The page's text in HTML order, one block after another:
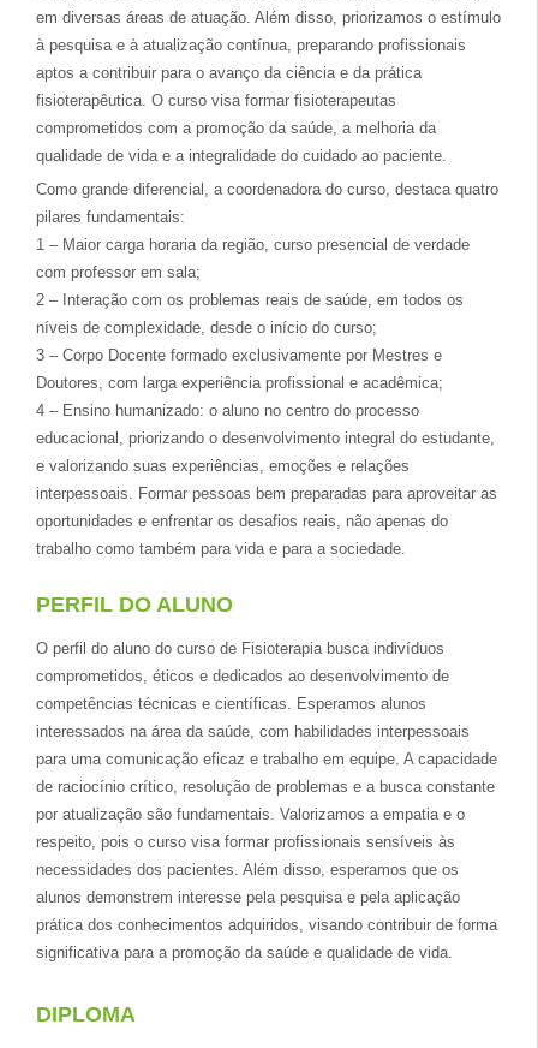
em diversas áreas de atuação. Além disso, priorizamos o estímulo
à pesquisa e à atualização contínua, preparando profissionais
aptos a contribuir para o avanço da ciência e da prática
fisioterapêutica. O curso visa formar fisioterapeutas
comprometidos com a promoção da saúde, a melhoria da
qualidade de vida e a integralidade do cuidado ao paciente.
Como grande diferencial, a coordenadora do curso, destaca quatro
pilares fundamentais:
1 – Maior carga horaria da região, curso presencial de verdade
com professor em sala;
2 – Interação com os problemas reais de saúde, em todos os
níveis de complexidade, desde o início do curso;
3 – Corpo Docente formado exclusivamente por Mestres e
Doutores, com larga experiência profissional e acadêmica;
4 – Ensino humanizado: o aluno no centro do processo
educacional, priorizando o desenvolvimento integral do estudante,
e valorizando suas experiências, emoções e relações
interpessoais. Formar pessoas bem preparadas para aproveitar as
oportunidades e enfrentar os desafios reais, não apenas do
trabalho como também para vida e para a sociedade.
PERFIL DO ALUNO
O perfil do aluno do curso de Fisioterapia busca indivíduos
comprometidos, éticos e dedicados ao desenvolvimento de
competências técnicas e científicas. Esperamos alunos
interessados na área da saúde, com habilidades interpessoais
para uma comunicação eficaz e trabalho em equipe. A capacidade
de raciocínio crítico, resolução de problemas e a busca constante
por atualização são fundamentais. Valorizamos a empatia e o
respeito, pois o curso visa formar profissionais sensíveis às
necessidades dos pacientes. Além disso, esperamos que os
alunos demonstrem interesse pela pesquisa e pela aplicação
prática dos conhecimentos adquiridos, visando contribuir de forma
significativa para a promoção da saúde e qualidade de vida.
DIPLOMA